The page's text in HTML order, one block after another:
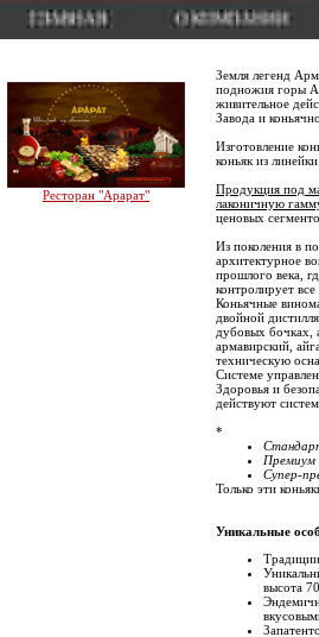
Ресторан "Арарат"
Земля легенд
подножия горы
живительное
Завода и
Изготовление
коньяк из
Продукция под
лаконичную
ценовых
Из поколения в
архитектурное
прошлого века,
контролирует
Коньячные
двойной
дубовых бочках,
армавирский,
техническую
Системе
Здоровья и
действуют
*
Премиум
Супер-
Только эти
Уникальные
высота